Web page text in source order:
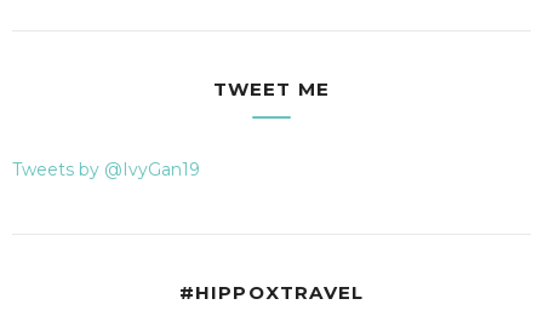
TWEET ME
Tweets by @IvyGan19
#HIPPOXTRAVEL